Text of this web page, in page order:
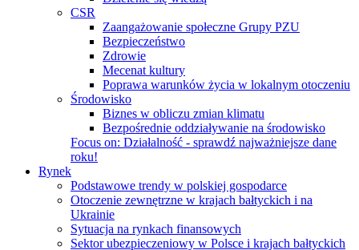
CSR
Zaangażowanie społeczne Grupy PZU
Bezpieczeństwo
Zdrowie
Mecenat kultury
Poprawa warunków życia w lokalnym otoczeniu
Środowisko
Biznes w obliczu zmian klimatu
Bezpośrednie oddziaływanie na środowisko
Focus on: Działalność - sprawdź najważniejsze dane
roku!
Rynek
Podstawowe trendy w polskiej gospodarce
Otoczenie zewnętrzne w krajach bałtyckich i na
Ukrainie
Sytuacja na rynkach finansowych
Sektor ubezpieczeniowy w Polsce i krajach bałtyckich